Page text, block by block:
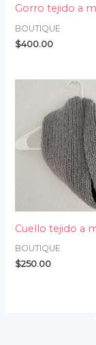
Gorro tejido a
BOUTIQUE
$400.00
Cuello tejido a
BOUTIQUE
$250.00